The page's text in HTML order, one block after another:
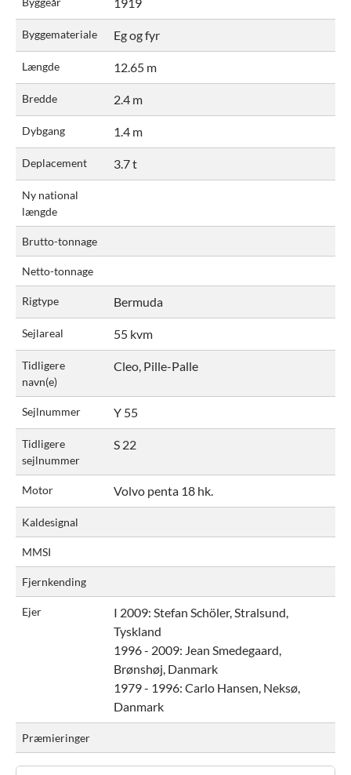
Byggemateriale Eg og fyr
Længde 12.65 m
Bredde 2.4 m
Dybgang 1.4 m
Deplacement 3.7 t
Ny national
længde
Brutto-tonnage
Netto-tonnage
Rigtype Bermuda
Sejlareal 55 kvm
Tidligere
navn(e)
Cleo, Pille-Palle
Sejlnummer Y 55
Tidligere
sejlnummer
S 22
Motor Volvo penta 18 hk.
Kaldesignal
MMSI
Fjernkending
Ejer I 2009: Stefan Schöler, Stralsund,
Tyskland
1996 - 2009: Jean Smedegaard,
Brønshøj, Danmark
1979 - 1996: Carlo Hansen, Neksø,
Danmark
Præmieringer